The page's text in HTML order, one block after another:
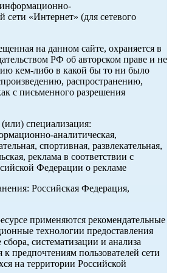
сети «Интернет» (для сетевого
на данном сайте, охраняется в
РФ об авторском праве и не
кем-либо в какой бы то ни было
распространению,
с письменного разрешения
специализация:
аналитическая,
спортивная, развлекательная,
реклама в соответствии с
Федерации о рекламе
Российская Федерация,
применяются рекомендательные
технологии предоставления
систематизации и анализа
предпочтениям пользователей сети
на территории Российской